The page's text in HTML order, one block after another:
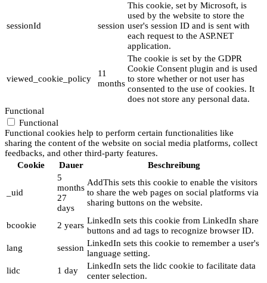
sessionId session
This cookie, set by Microsoft, is
used by the website to store the
user's session ID and is sent with
each request to the ASP.NET
application.
viewed_cookie_policy
11
months
The cookie is set by the GDPR
Cookie Consent plugin and is used
to store whether or not user has
consented to the use of cookies. It
does not store any personal data.
Functional
Functional
Functional cookies help to perform certain functionalities like
sharing the content of the website on social media platforms, collect
feedbacks, and other third-party features.
Cookie
Dauer Beschreibung
_uid
5
months
27
days
AddThis sets this cookie to enable the visitors
to share the web pages on social platforms via
sharing buttons on the website.
bcookie 2 years LinkedIn sets this cookie from LinkedIn share
buttons and ad tags to recognize browser ID.
lang
session LinkedIn sets this cookie to remember a user's
language setting.
lidc
1 day
LinkedIn sets the lidc cookie to facilitate data
center selection.